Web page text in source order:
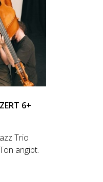
6+
Trio
angibt.